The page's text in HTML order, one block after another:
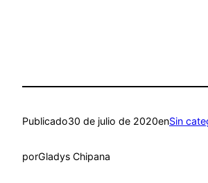
Publicado30 de julio de 2020enSin
porGladys Chipana